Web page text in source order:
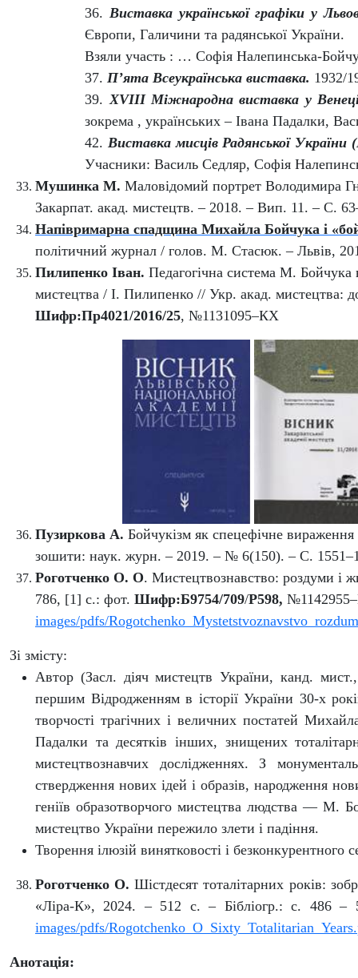
36.Виставка української графіки у
Європи, Галичини та радянської України.
Взяли участь : … Софія
37.П’ята Всеукраїнська виставка. 1932/
39.XVIIIМіжнародна виставка у
зокрема , українських – Івана Падалки,
42.Виставка мисців Радянської України
Учасники: Василь Седляр, Софія
Мушинка М. Маловідомий портрет Володимира
Закарпат. акад. мистецтв. – 2018. – Вип. 11. – С.
Напівримарна спадщина Михайла Бойчука і
політичний журнал / голов. М. Стасюк. – Львів,
Пилипенко Іван. Педагогічна система М. Бойчука
мистецтва / І. Пилипенко // Укр. акад. мистецтва:
Шифр:Пр4021/2016/25, №1131095–КХ
Пузиркова А. Бойчукізм як спецефічне
зошити: наук. журн. – 2019. – № 6(150). – С.
Роготченко О. О. Мистецтвознавство: роздуми і
786, [1] с.: фот. Шифр:Б9754/709/Р598,
images/pdfs/
Зі змісту:
Автор (Засл. діячмистецтв України, канд.
першим Відродженням в історії України 30-х
творчості трагічних і величних постатей
Падалки та десятків інших, знищених
мистецтвознавчих дослідженнях. З
ствердження нових ідей і образів, народження
геніїв образотворчого мистецтва людства —
мистецтво України пережило злети і падіння.
Творення ілюзій винятковості і
Роготченко О. Шістдесят тоталітарних років:
«Ліра-К», 2024. – 512 с. – Бібліогр.: с. 486
images/pdfs/
Анотація: